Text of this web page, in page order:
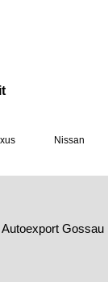
Autoexport Gossau